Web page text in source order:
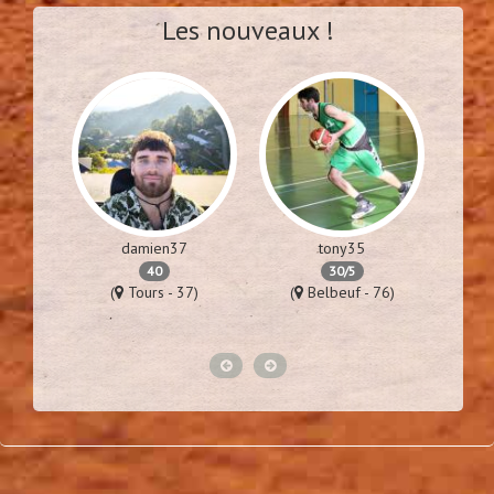
Les nouveaux !
damien37
40
( Tours - 37)
tony35
30/5
( Belbeuf - 76)